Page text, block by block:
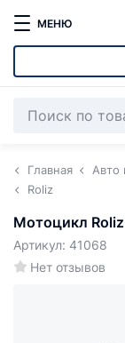
МЕНЮ
Главная Авто
Roliz
Мотоцикл
Нет отзывов
Артикул: 41068